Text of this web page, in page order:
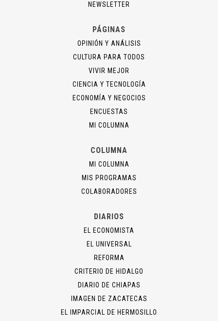
NEWSLETTER
PÁGINAS
OPINIÓN Y ANÁLISIS
CULTURA PARA TODOS
VIVIR MEJOR
CIENCIA Y TECNOLOGÍA
ECONOMÍA Y NEGOCIOS
ENCUESTAS
MI COLUMNA
COLUMNA
MI COLUMNA
MIS PROGRAMAS
COLABORADORES
DIARIOS
EL ECONOMISTA
EL UNIVERSAL
REFORMA
CRITERIO DE HIDALGO
DIARIO DE CHIAPAS
IMAGEN DE ZACATECAS
EL IMPARCIAL DE HERMOSILLO